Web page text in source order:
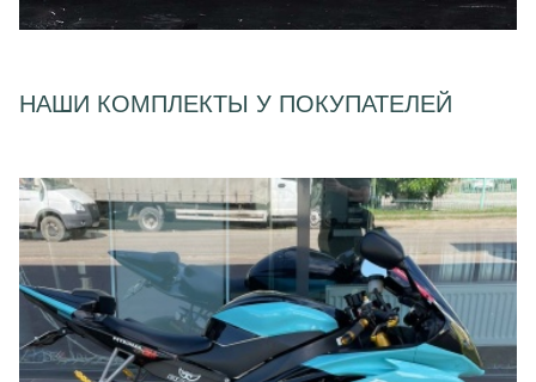
НАШИ КОМПЛЕКТЫ У ПОКУПАТЕЛЕЙ